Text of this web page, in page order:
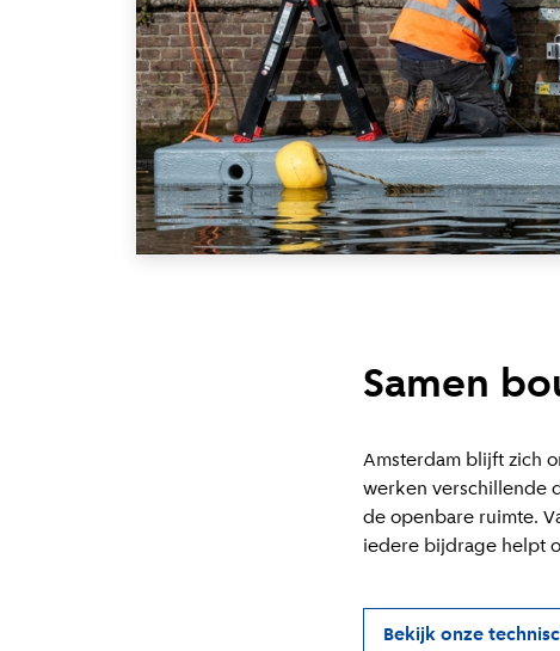
Samen
Amsterdam blijft zich
werken verschillende
de openbare ruimte.
iedere bijdrage helpt
Bekijk onze